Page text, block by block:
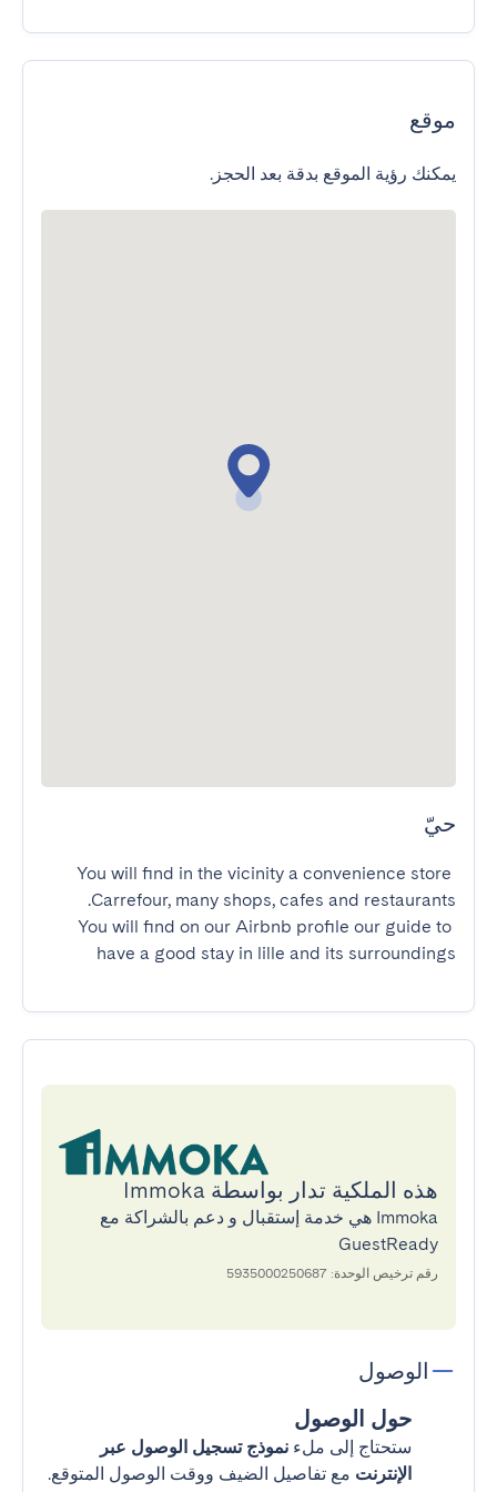
موقع
يمكنك رؤية الموقع بدقة بعد الحجز.
حيّ
You will find in the vicinity a convenience store
You will find on our Airbnb profile our guide to
have a good stay in lille and its surroundings
هذه الملكية تدار بواسطة Immoka
Immoka هي خدمة إستقبال و دعم بالشراكة مع
GuestReady
رقم ترخيص الوحدة: 5935000250687
الوصول
حول الوصول
ستحتاج إلى ملء نموذج تسجيل الوصول عبر
الإنترنت مع تفاصيل الضيف ووقت الوصول المتوقع.